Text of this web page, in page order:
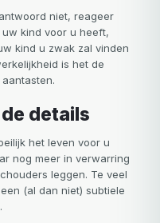
niet, reageer
kind voor u heeft,
kind u zwak zal vinden
is het de
de details
het leven voor u
nog meer in verwarring
leggen. Te veel
(al dan niet) subtiele